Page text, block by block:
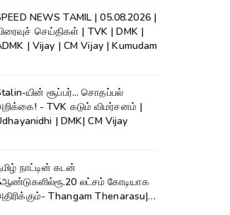
NEWS TAMIL | 05.08.2026 |
செய்திகள் | TVK | DMK |
| Vijay | CM Vijay | Kumudam
யின் சூப்பர்... சொதப்பல்
- TVK கடும் விமர்சனம் |
| DMK| CM Vijay
நாட்டின் கடன்
லட்சம் கோடியாக
Thangam Thenarasu|